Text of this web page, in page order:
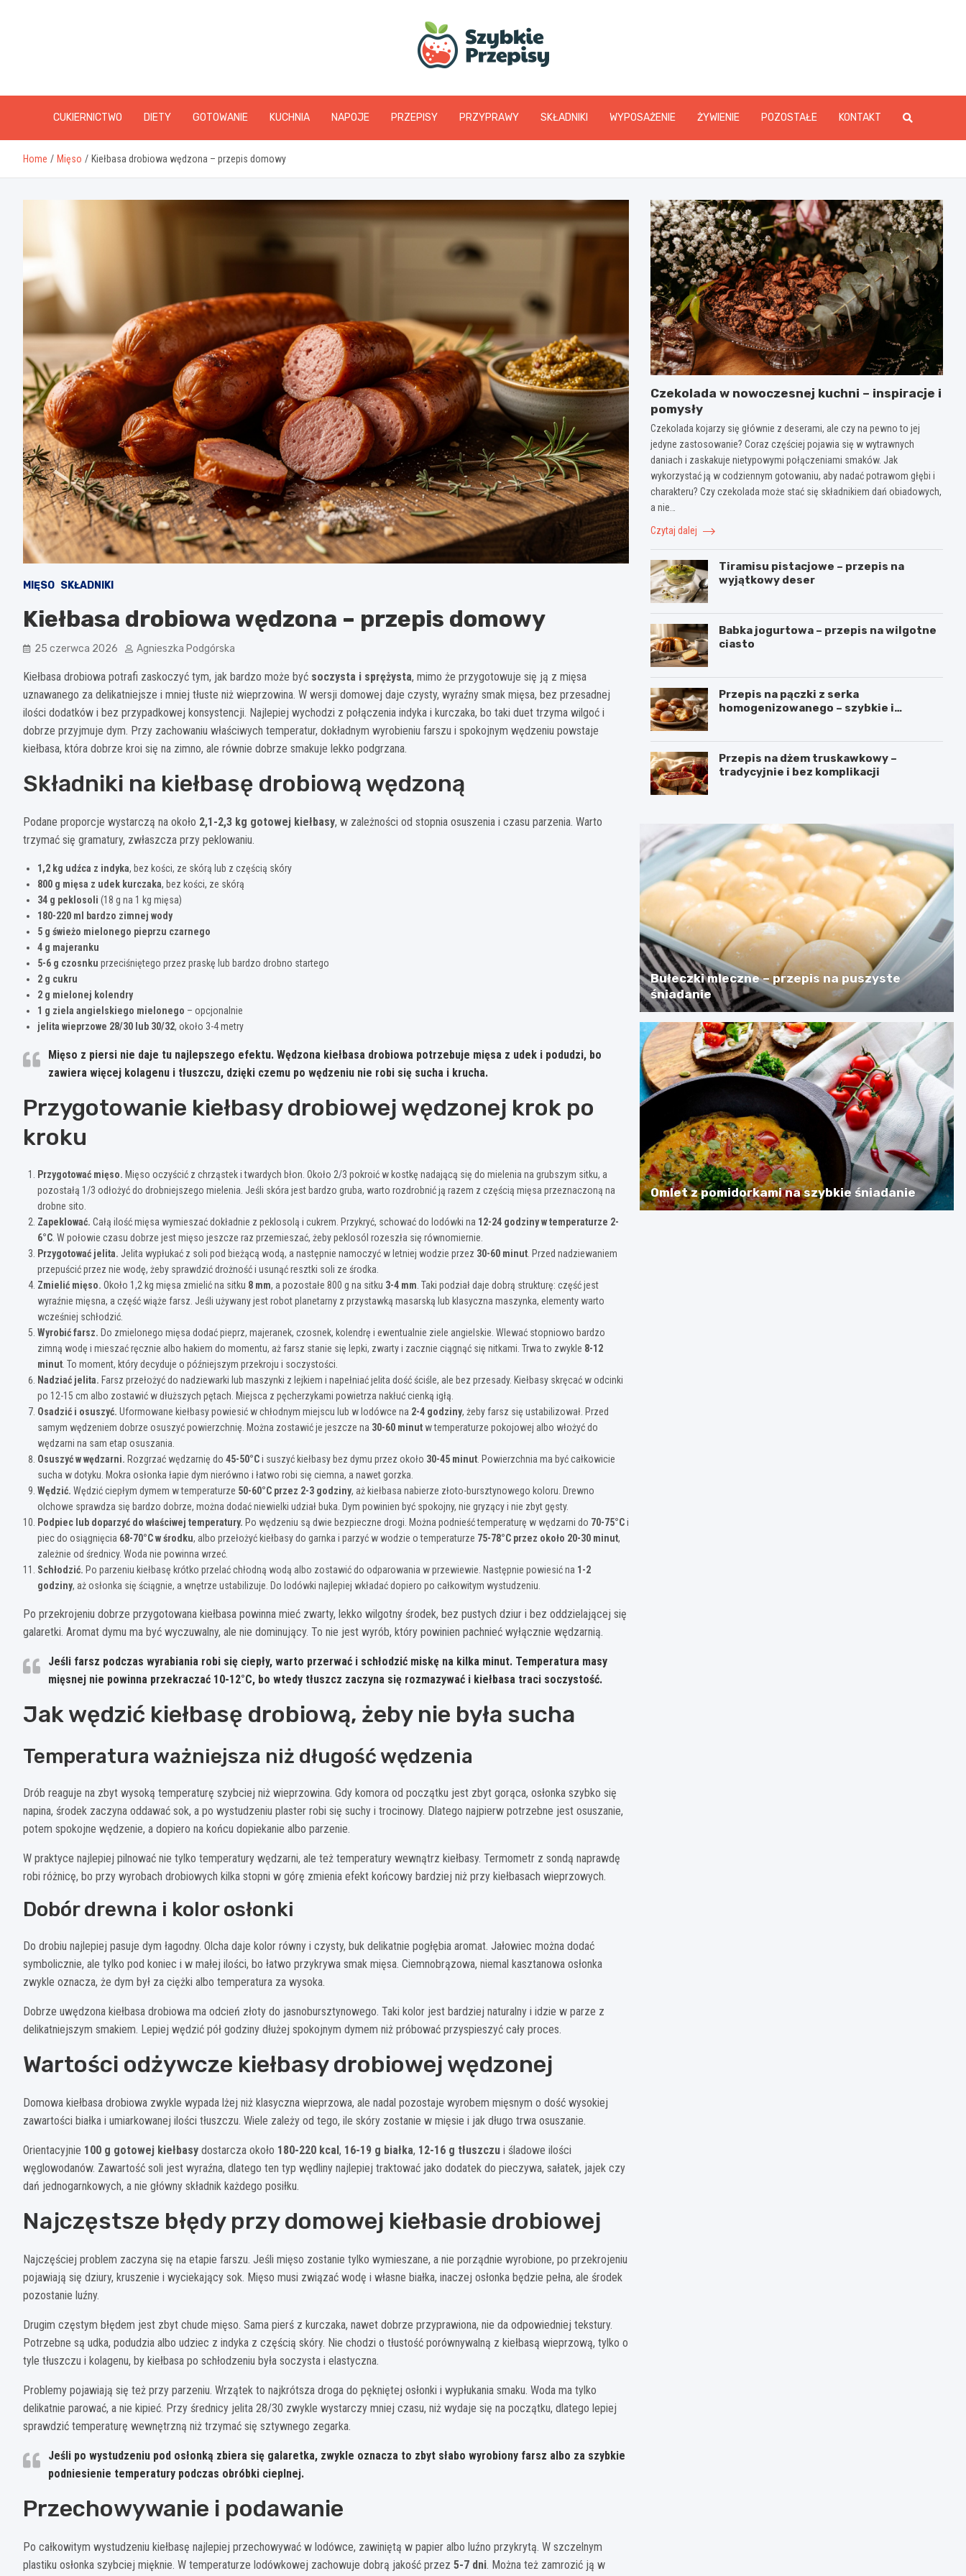
www.szybkieprzepisy.pl
CUKIERNICTWO DIETY GOTOWANIE KUCHNIA NAPOJE PRZEPISY PRZYPRAWY SKŁADNIKI WYPOSAŻENIE ŻYWIENIE POZOSTAŁE KONTAKT
Home Mięso Kiełbasa drobiowa wędzona – przepis domowy
MIĘSO SKŁADNIKI
Kiełbasa drobiowa wędzona – przepis domowy
25 czerwca 2026 Agnieszka Podgórska
Kiełbasa drobiowa potrafi zaskoczyć tym, jak bardzo może być soczysta i sprężysta, mimo że przygotowuje się ją z mięsa
uznawanego za delikatniejsze i mniej tłuste niż wieprzowina. W wersji domowej daje czysty, wyraźny smak mięsa, bez przesadnej
ilości dodatków i bez przypadkowej konsystencji. Najlepiej wychodzi z połączenia indyka i kurczaka, bo taki duet trzyma wilgoć i
dobrze przyjmuje dym. Przy zachowaniu właściwych temperatur, dokładnym wyrobieniu farszu i spokojnym wędzeniu powstaje
kiełbasa, która dobrze kroi się na zimno, ale równie dobrze smakuje lekko podgrzana.
Składniki na kiełbasę drobiową wędzoną
Podane proporcje wystarczą na około 2,1-2,3 kg gotowej kiełbasy, w zależności od stopnia osuszenia i czasu parzenia. Warto
trzymać się gramatury, zwłaszcza przy peklowaniu.
1,2 kg udźca z indyka, bez kości, ze skórą lub z częścią skóry
800 g mięsa z udek kurczaka, bez kości, ze skórą
34 g peklosoli (18 g na 1 kg mięsa)
180-220 ml bardzo zimnej wody
5 g świeżo mielonego pieprzu czarnego
4 g majeranku
5-6 g czosnku przeciśniętego przez praskę lub bardzo drobno startego
2 g cukru
2 g mielonej kolendry
1 g ziela angielskiego mielonego – opcjonalnie
jelita wieprzowe 28/30 lub 30/32, około 3-4 metry
Mięso z piersi nie daje tu najlepszego efektu. Wędzona kiełbasa drobiowa potrzebuje mięsa z udek i podudzi, bo
zawiera więcej kolagenu i tłuszczu, dzięki czemu po wędzeniu nie robi się sucha i krucha.
Przygotowanie kiełbasy drobiowej wędzonej krok po
kroku
Przygotować mięso. Mięso oczyścić z chrząstek i twardych błon. Około 2/3 pokroić w kostkę nadającą się do mielenia na grubszym sitku, a
pozostałą 1/3 odłożyć do drobniejszego mielenia. Jeśli skóra jest bardzo gruba, warto rozdrobnić ją razem z częścią mięsa przeznaczoną na
drobne sito.
Zapeklować. Całą ilość mięsa wymieszać dokładnie z peklosolą i cukrem. Przykryć, schować do lodówki na 12-24 godziny w temperaturze 2-
6°C . W połowie czasu dobrze jest mięso jeszcze raz przemieszać, żeby peklosól rozeszła się równomiernie.
Przygotować jelita. Jelita wypłukać z soli pod bieżącą wodą, a następnie namoczyć w letniej wodzie przez 30-60 minut . Przed nadziewaniem
przepuścić przez nie wodę, żeby sprawdzić drożność i usunąć resztki soli ze środka.
Zmielić mięso. Około 1,2 kg mięsa zmielić na sitku 8 mm, a pozostałe 800 g na sitku 3-4 mm . Taki podział daje dobrą strukturę: część jest
wyraźnie mięsna, a część wiąże farsz. Jeśli używany jest robot planetarny z przystawką masarską lub klasyczna maszynka, elementy warto
wcześniej schłodzić.
Wyrobić farsz. Do zmielonego mięsa dodać pieprz, majeranek, czosnek, kolendrę i ewentualnie ziele angielskie. Wlewać stopniowo bardzo
zimną wodę i mieszać ręcznie albo hakiem do momentu, aż farsz stanie się lepki, zwarty i zacznie ciągnąć się nitkami. Trwa to zwykle 8-12
minut . To moment, który decyduje o późniejszym przekroju i soczystości.
Nadziać jelita. Farsz przełożyć do nadziewarki lub maszynki z lejkiem i napełniać jelita dość ściśle, ale bez przesady. Kiełbasy skręcać w odcinki
po 12-15 cm albo zostawić w dłuższych pętach. Miejsca z pęcherzykami powietrza nakłuć cienką igłą.
Osadzić i osuszyć. Uformowane kiełbasy powiesić w chłodnym miejscu lub w lodówce na 2-4 godziny, żeby farsz się ustabilizował. Przed
samym wędzeniem dobrze osuszyć powierzchnię. Można zostawić je jeszcze na 30-60 minut w temperaturze pokojowej albo włożyć do
wędzarni na sam etap osuszania.
Osuszyć w wędzarni. Rozgrzać wędzarnię do 45-50°Ci suszyć kiełbasy bez dymu przez około 30-45 minut . Powierzchnia ma być całkowicie
sucha w dotyku. Mokra osłonka łapie dym nierówno i łatwo robi się ciemna, a nawet gorzka.
Wędzić. Wędzić ciepłym dymem w temperaturze 50-60°C przez 2-3 godziny, aż kiełbasa nabierze złoto-bursztynowego koloru. Drewno
olchowe sprawdza się bardzo dobrze, można dodać niewielki udział buka. Dym powinien być spokojny, nie gryzący i nie zbyt gęsty.
Podpiec lub doparzyć do właściwej temperatury. Po wędzeniu są dwie bezpieczne drogi. Można podnieść temperaturę w wędzarni do 70-75°Ci
piec do osiągnięcia 68-70°C w środku, albo przełożyć kiełbasy do garnka i parzyć w wodzie o temperaturze 75-78°C przez około 20-30 minut,
zależnie od średnicy. Woda nie powinna wrzeć.
Schłodzić. Po parzeniu kiełbasę krótko przelać chłodną wodą albo zostawić do odparowania w przewiewie. Następnie powiesić na 1-2
godziny, aż osłonka się ściągnie, a wnętrze ustabilizuje. Do lodówki najlepiej wkładać dopiero po całkowitym wystudzeniu.
Po przekrojeniu dobrze przygotowana kiełbasa powinna mieć zwarty, lekko wilgotny środek, bez pustych dziur i bez oddzielającej się
galaretki. Aromat dymu ma być wyczuwalny, ale nie dominujący. To nie jest wyrób, który powinien pachnieć wyłącznie wędzarnią.
Jeśli farsz podczas wyrabiania robi się ciepły, warto przerwać i schłodzić miskę na kilka minut. Temperatura masy
mięsnej nie powinna przekraczać 10-12°C, bo wtedy tłuszcz zaczyna się rozmazywać i kiełbasa traci soczystość.
Jak wędzić kiełbasę drobiową, żeby nie była sucha
Temperatura ważniejsza niż długość wędzenia
Drób reaguje na zbyt wysoką temperaturę szybciej niż wieprzowina. Gdy komora od początku jest zbyt gorąca, osłonka szybko się
napina, środek zaczyna oddawać sok, a po wystudzeniu plaster robi się suchy i trocinowy. Dlatego najpierw potrzebne jest osuszanie,
potem spokojne wędzenie, a dopiero na końcu dopiekanie albo parzenie.
W praktyce najlepiej pilnować nie tylko temperatury wędzarni, ale też temperatury wewnątrz kiełbasy. Termometr z sondą naprawdę
robi różnicę, bo przy wyrobach drobiowych kilka stopni w górę zmienia efekt końcowy bardziej niż przy kiełbasach wieprzowych.
Dobór drewna i kolor osłonki
Do drobiu najlepiej pasuje dym łagodny. Olcha daje kolor równy i czysty, buk delikatnie pogłębia aromat. Jałowiec można dodać
symbolicznie, ale tylko pod koniec i w małej ilości, bo łatwo przykrywa smak mięsa. Ciemnobrązowa, niemal kasztanowa osłonka
zwykle oznacza, że dym był za ciężki albo temperatura za wysoka.
Dobrze uwędzona kiełbasa drobiowa ma odcień złoty do jasnobursztynowego. Taki kolor jest bardziej naturalny i idzie w parze z
delikatniejszym smakiem. Lepiej wędzić pół godziny dłużej spokojnym dymem niż próbować przyspieszyć cały proces.
Wartości odżywcze kiełbasy drobiowej wędzonej
Domowa kiełbasa drobiowa zwykle wypada lżej niż klasyczna wieprzowa, ale nadal pozostaje wyrobem mięsnym o dość wysokiej
zawartości białka i umiarkowanej ilości tłuszczu. Wiele zależy od tego, ile skóry zostanie w mięsie i jak długo trwa osuszanie.
Orientacyjnie 100 g gotowej kiełbasy dostarcza około 180-220 kcal, 16-19 g białka, 12-16 g tłuszczu i śladowe ilości
węglowodanów. Zawartość soli jest wyraźna, dlatego ten typ wędliny najlepiej traktować jako dodatek do pieczywa, sałatek, jajek czy
dań jednogarnkowych, a nie główny składnik każdego posiłku.
Najczęstsze błędy przy domowej kiełbasie drobiowej
Najczęściej problem zaczyna się na etapie farszu. Jeśli mięso zostanie tylko wymieszane, a nie porządnie wyrobione, po przekrojeniu
pojawiają się dziury, kruszenie i wyciekający sok. Mięso musi związać wodę i własne białka, inaczej osłonka będzie pełna, ale środek
pozostanie luźny.
Drugim częstym błędem jest zbyt chude mięso. Sama pierś z kurczaka, nawet dobrze przyprawiona, nie da odpowiedniej tekstury.
Potrzebne są udka, podudzia albo udziec z indyka z częścią skóry. Nie chodzi o tłustość porównywalną z kiełbasą wieprzową, tylko o
tyle tłuszczu i kolagenu, by kiełbasa po schłodzeniu była soczysta i elastyczna.
Problemy pojawiają się też przy parzeniu. Wrzątek to najkrótsza droga do pękniętej osłonki i wypłukania smaku. Woda ma tylko
delikatnie parować, a nie kipieć. Przy średnicy jelita 28/30 zwykle wystarczy mniej czasu, niż wydaje się na początku, dlatego lepiej
sprawdzić temperaturę wewnętrzną niż trzymać się sztywnego zegarka.
Jeśli po wystudzeniu pod osłonką zbiera się galaretka, zwykle oznacza to zbyt słabo wyrobiony farsz albo za szybkie
podniesienie temperatury podczas obróbki cieplnej.
Przechowywanie i podawanie
Po całkowitym wystudzeniu kiełbasę najlepiej przechowywać w lodówce, zawiniętą w papier albo luźno przykrytą. W szczelnym
plastiku osłonka szybciej mięknie. W temperaturze lodówkowej zachowuje dobrą jakość przez 5-7 dni. Można też zamrozić ją w
Czekolada w nowoczesnej kuchni – inspiracje i
pomysły
Czekolada kojarzy się głównie z deserami, ale czy na pewno to jej
jedyne zastosowanie? Coraz częściej pojawia się w wytrawnych
daniach i zaskakuje nietypowymi połączeniami smaków. Jak
wykorzystać ją w codziennym gotowaniu, aby nadać potrawom głębi i
charakteru? Czy czekolada może stać się składnikiem dań obiadowych,
a nie…
Czytaj dalej
Tiramisu pistacjowe – przepis na
wyjątkowy deser
Babka jogurtowa – przepis na wilgotne
ciasto
Przepis na pączki z serka
homogenizowanego – szybkie i
Przepis na dżem truskawkowy –
tradycyjnie i bez komplikacji
Bułeczki mleczne – przepis na puszyste
śniadanie
Omlet z pomidorkami na szybkie śniadanie